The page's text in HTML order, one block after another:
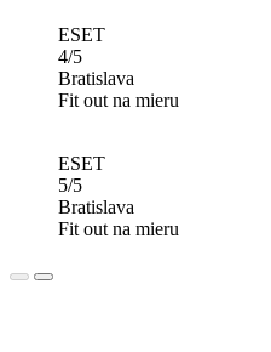
ESET
4/5
Bratislava
Fit out na mieru
ESET
5/5
Bratislava
Fit out na mieru